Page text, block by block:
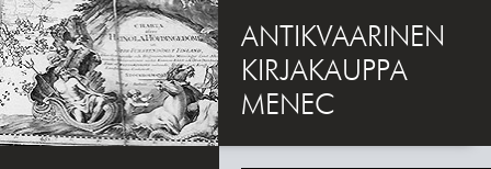
ANTIKVAARINEN
KIRJAKAUPPA
MENEC